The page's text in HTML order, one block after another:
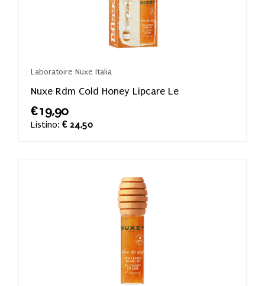
Laboratoire Nuxe Italia
Nuxe Rdm Cold Honey Lipcare Le
€19,90
Listino: € 24,50